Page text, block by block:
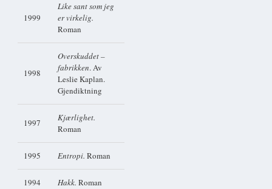
1999
Like sant som jeg
er virkelig.
Roman
1998
Overskuddet –
fabrikken. Av
Leslie Kaplan.
Gjendiktning
1997
Kjærlighet.
Roman
1995 Entropi. Roman
1994 Hakk. Roman